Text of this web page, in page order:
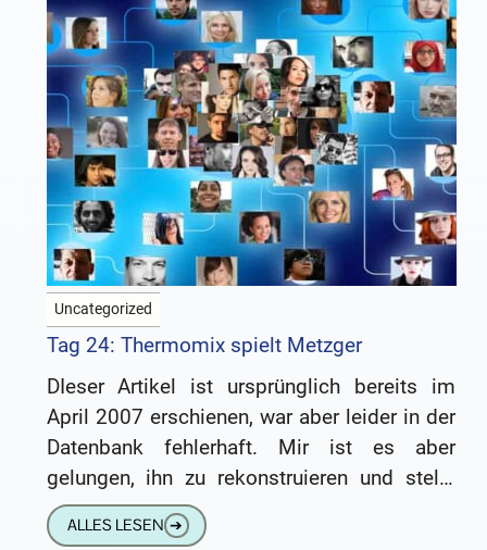
Uncategorized
Tag 24: Thermomix spielt Metzger
DIeser Artikel ist ursprünglich bereits im
April 2007 erschienen, war aber leider in der
Datenbank fehlerhaft. Mir ist es aber
gelungen, ihn zu rekonstruieren und stelle
ihn deshalb nochmals hier
ALLES LESEN ➔